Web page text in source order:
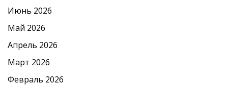
Июнь 2026
Май 2026
Апрель 2026
Март 2026
Февраль 2026